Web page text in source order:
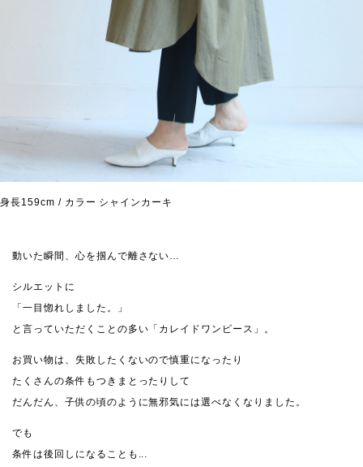
身長159cm / カラー シャインカーキ
動いた瞬間、心を掴んで離さない…
シルエットに
「一目惚れしました。」
と言っていただくことの多い「カレイドワンピース」。
お買い物は、失敗したくないので慎重になったり
たくさんの条件もつきまとったりして
だんだん、子供の頃のように無邪気には選べなくなりました。
でも
条件は後回しになることも...